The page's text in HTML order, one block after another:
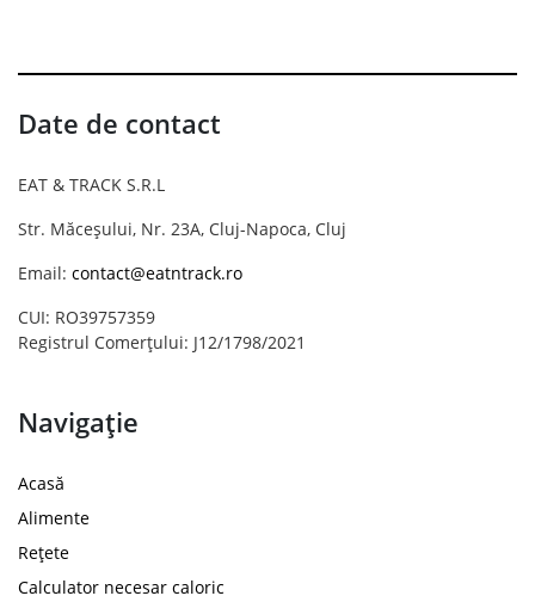
Date de contact
EAT & TRACK S.R.L
Str. Măceșului, Nr. 23A, Cluj-Napoca, Cluj
Email: contact@eatntrack.ro
CUI: RO39757359
Registrul Comerțului: J12/1798/2021
Navigație
Acasă
Alimente
Rețete
Calculator necesar caloric